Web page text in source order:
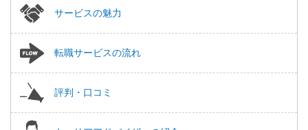
サービスの魅力
転職サービスの流れ
評判・口コミ